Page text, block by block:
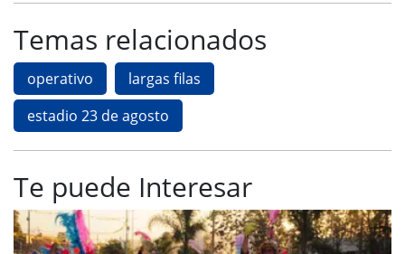
Temas relacionados
operativo
largas filas
estadio 23 de agosto
Te puede Interesar